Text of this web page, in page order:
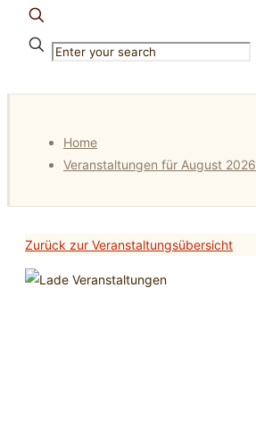
Home
Veranstaltungen für August 2026
Zurück zur Veranstaltungsübersicht